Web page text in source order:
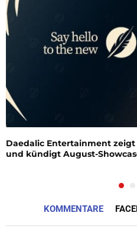
Daedalic Entertainment
und kündigt August-
KOMMENTARE